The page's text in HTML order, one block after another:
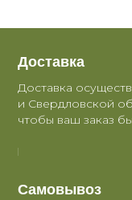
Доставка
Доставка
и Свердловской
чтобы ваш заказ
Самовывоз